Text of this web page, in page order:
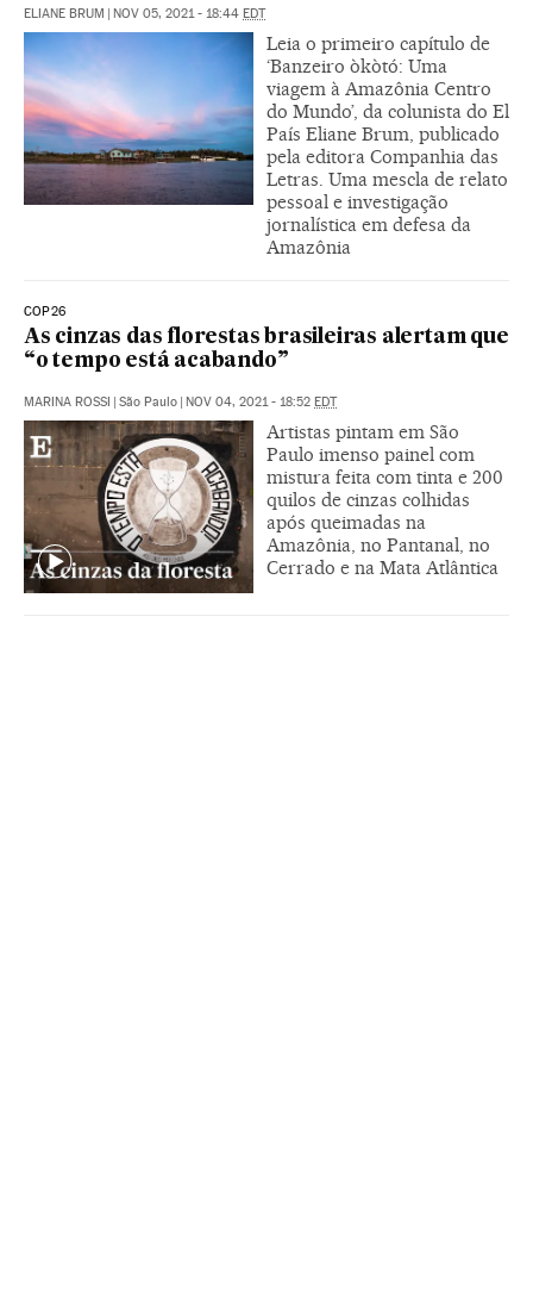
ELIANE BRUM | NOV 05, 2021 - 18:44 EDT
Leia o primeiro capítulo de
‘Banzeiro òkòtó: Uma
viagem à Amazônia Centro
do Mundo’, da colunista do El
País Eliane Brum, publicado
pela editora Companhia das
Letras. Uma mescla de relato
pessoal e investigação
jornalística em defesa da
Amazônia
COP26
As cinzas das florestas brasileiras alertam que
“o tempo está acabando”
MARINA ROSSI | São Paulo | NOV 04, 2021 - 18:52 EDT
Artistas pintam em São
Paulo imenso painel com
mistura feita com tinta e 200
quilos de cinzas colhidas
após queimadas na
Amazônia, no Pantanal, no
Cerrado e na Mata Atlântica